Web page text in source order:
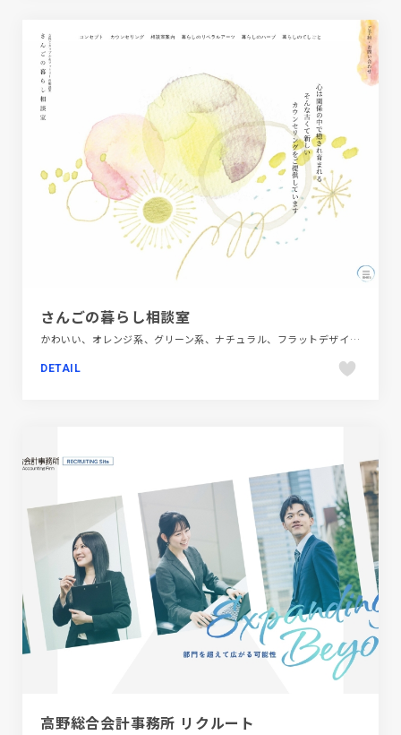
さんごの暮らし相談室
かわいい、オレンジ系、グリーン系、ナチュラル、フラットデザイン、ホワイト系、医療・ヘルスケア、大きめ写真、手書き・ハンドメイド、施設・店舗サイト
DETAIL
高野総合会計事務所 リクルート